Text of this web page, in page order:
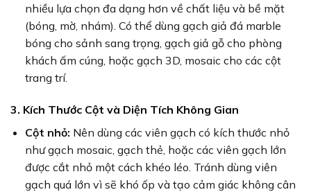
nhiều lựa chọn đa dạng hơn về chất liệu và bề mặt
(bóng, mờ, nhám). Có thể dùng gạch giả đá marble
bóng cho sảnh sang trọng, gạch giả gỗ cho phòng
khách ấm cúng, hoặc gạch 3D, mosaic cho các cột
trang trí.
3. Kích Thước Cột và Diện Tích Không Gian
Cột nhỏ: Nên dùng các viên gạch có kích thước nhỏ
như gạch mosaic, gạch thẻ, hoặc các viên gạch lớn
được cắt nhỏ một cách khéo léo. Tránh dùng viên
gạch quá lớn vì sẽ khó ốp và tạo cảm giác không cân